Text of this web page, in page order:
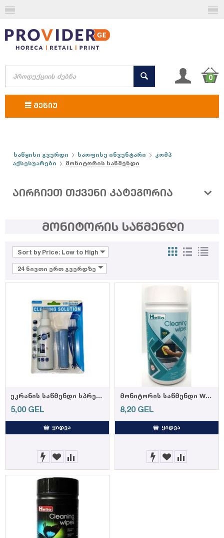
0
ᲛᲔᲜᲘᲣ
საწყისი გვერდი საოფისე ინვენტარი
კომპ
აქსესუარები
მონიტორის საწმენდი
ᲐᲘᲠᲩᲘᲔᲗ ᲗᲥᲕᲔᲜᲘ ᲙᲐᲢᲔᲒᲝᲠᲘᲐ
მონიტორის საწმენდი
Sort by Price: Low to High
24 ნივთი ერთ გვერდზე
ეკრანის საწმენდი სპრეი და ჩვარი KCL-1005
5,00 GEL
ᲧᲘᲓᲕᲐ
მონიტორის საწმენდი W 1924 (24 ც)
8,20 GEL
ᲧᲘᲓᲕᲐ